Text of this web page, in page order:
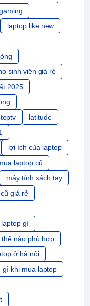
laptop like new
sinh viên giá rẻ
2025
latitude
lợi ích của laptop
laptop cũ
máy tính xách tay
giá rẻ
laptop gì
nào phù hợp
ở hà nội
gì khi mua laptop